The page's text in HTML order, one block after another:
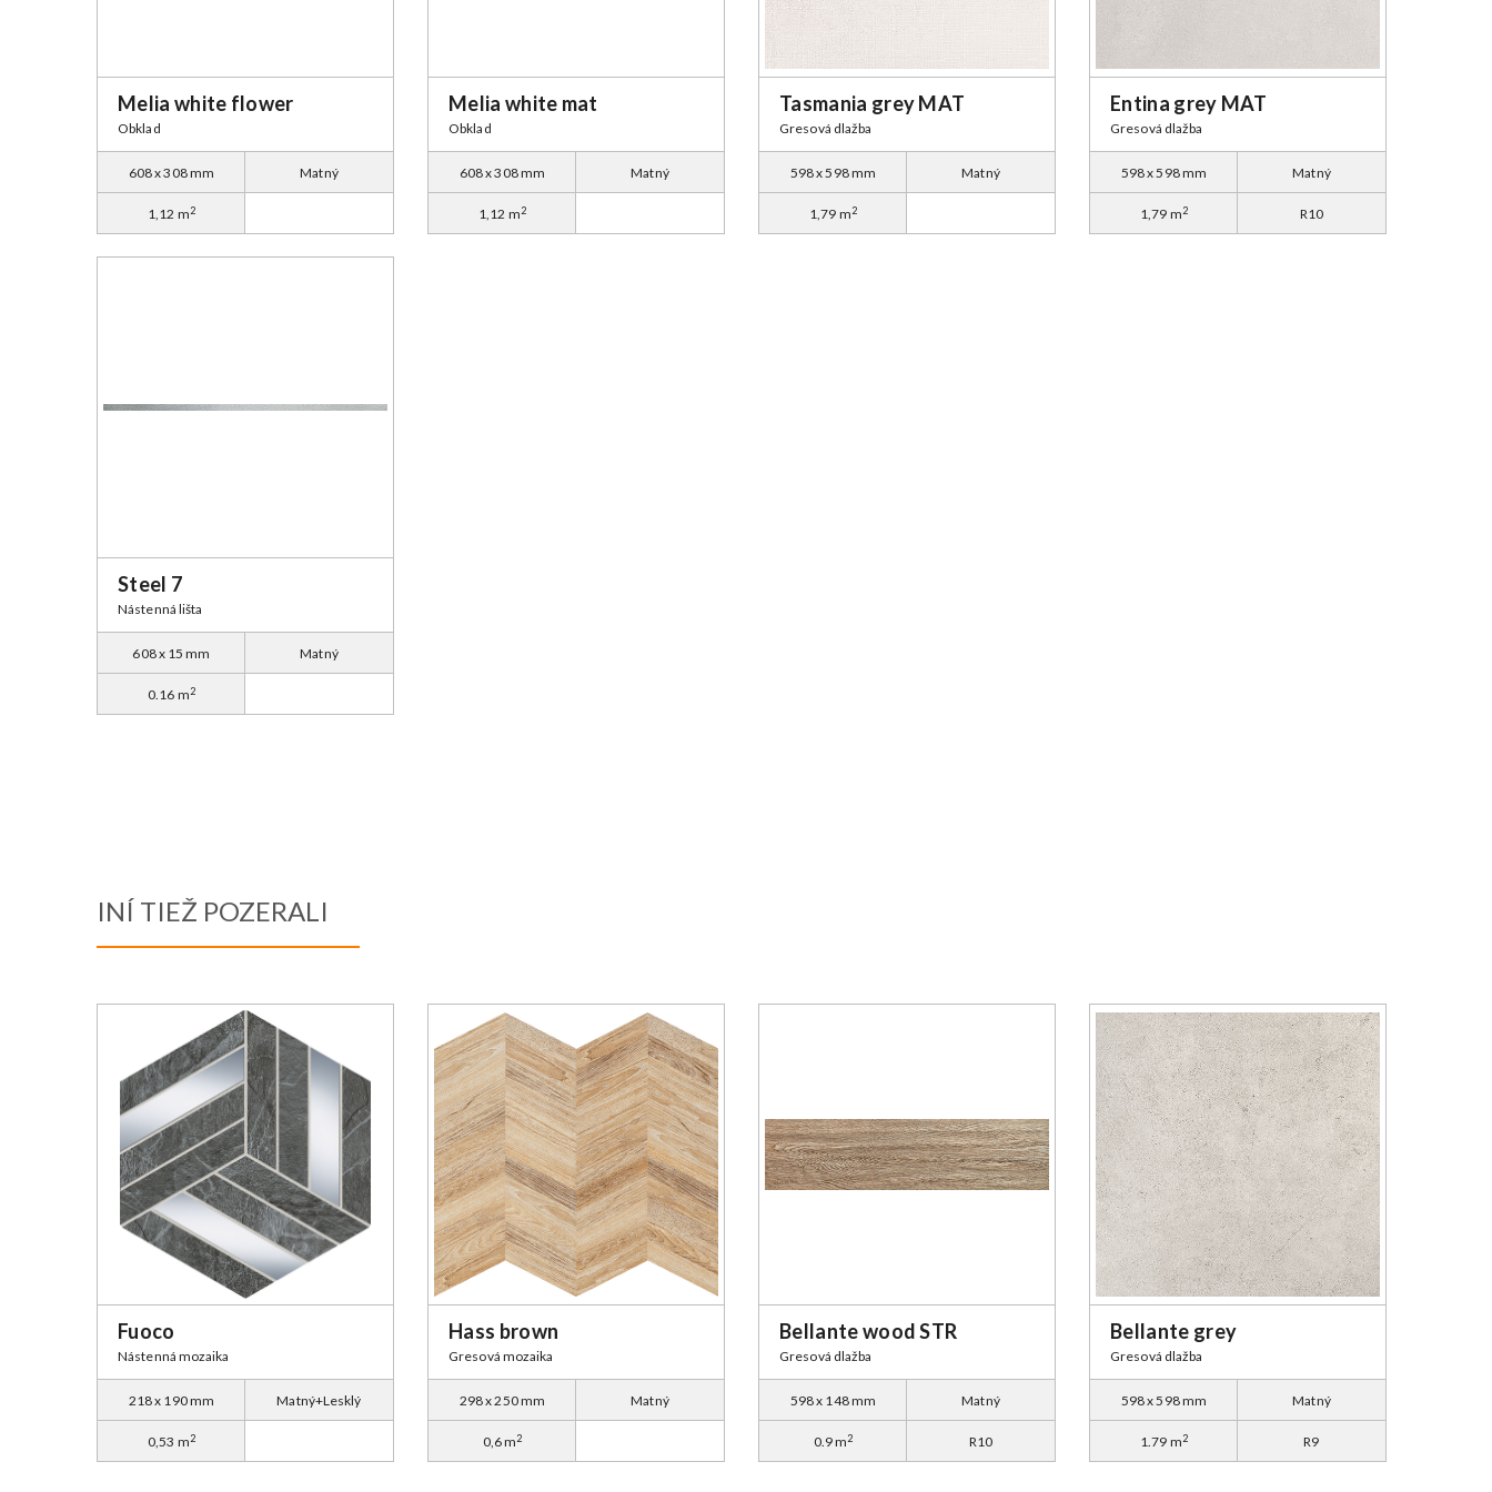
Melia white flower
Obklad
608 x 308 mm Matný
1,12 m2
Melia white mat
Obklad
608 x 308 mm Matný
1,12 m2
Tasmania grey MAT
Gresová dlažba
598 x 598 mm Matný
1,79 m2
Entina grey MAT
Gresová dlažba
598 x 598 mm Matný
1,79 m2 R10
Steel 7
Nástenná lišta
608 x 15 mm Matný
0.16 m2
INÍ TIEŽ POZERALI
Fuoco
Nástenná mozaika
218 x 190 mm Matný+Lesklý
0,53 m2
Hass brown
Gresová mozaika
298 x 250 mm Matný
0,6 m2
Bellante wood STR
Gresová dlažba
598 x 148 mm Matný
0.9 m2 R10
Bellante grey
Gresová dlažba
598 x 598 mm Matný
1.79 m2 R9